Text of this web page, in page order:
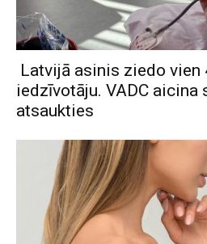
Latvijā asinis ziedo vien
iedzīvotāju. VADC aicina
atsaukties